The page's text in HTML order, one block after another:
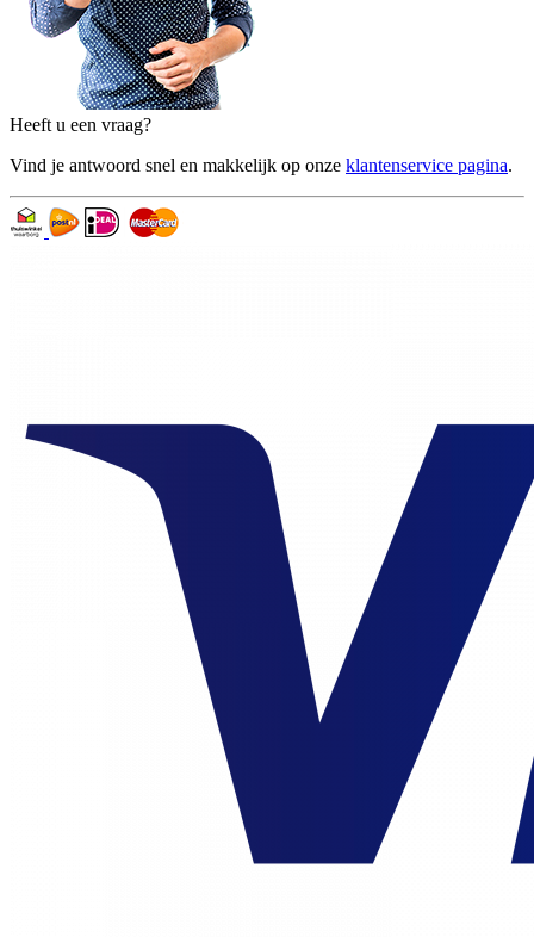
Heeft u een vraag?
Vind je antwoord snel en makkelijk op onze klantenservice pagina.